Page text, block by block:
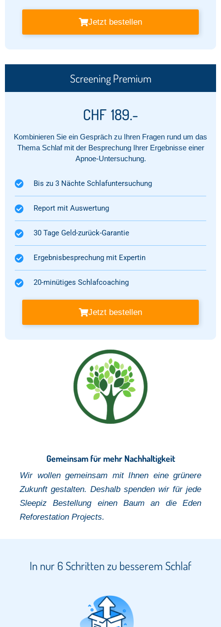
Jetzt bestellen
Screening Premium
CHF 189.-
Kombinieren Sie ein Gespräch zu Ihren Fragen rund um das
Thema Schlaf mit der Besprechung Ihrer Ergebnisse einer
Apnoe-Untersuchung.
Bis zu 3 Nächte Schlafuntersuchung
Report mit Auswertung​
30 Tage Geld-zurück-Garantie
Ergebnisbesprechung mit Expertin
20-minütiges Schlafcoaching
Jetzt bestellen
Gemeinsam für mehr Nachhaltigkeit
Wir wollen gemeinsam mit Ihnen eine grünere
Zukunft gestalten. Deshalb spenden wir für jede
Sleepiz Bestellung einen Bauman die Eden
Reforestation Projects.
In nur 6 Schritten zu besserem Schlaf